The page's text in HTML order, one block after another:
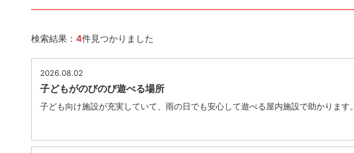
検索結果： 4件見つかりました
2026.08.02
子どもがのびのび遊べる場所
子ども向け施設が充実していて、雨の日でも安心して遊べる屋内施設で助かります。